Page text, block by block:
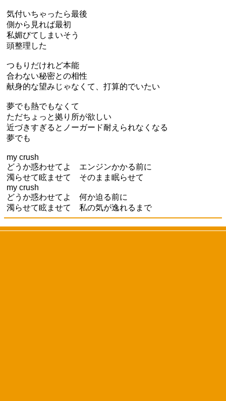
気付いちゃったら最後
側から見れば最初
私媚びてしまいそう
頭整理した
つもりだけれど本能
合わない秘密との相性
献身的な望みじゃなくて、打算的でいたい
夢でも熱でもなくて
ただちょっと拠り所が欲しい
近づきすぎるとノーガード耐えられなくなる
夢でも
my crush
どうか惑わせてよ エンジンかかる前に
濁らせて眩ませて そのまま眠らせて
my crush
どうか惑わせてよ 何か迫る前に
濁らせて眩ませて 私の気が逸れるまで